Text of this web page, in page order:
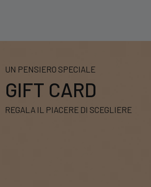
UN PENSIERO SPECIALE
GIFT CARD
REGALA IL PIACERE DI SCEGLIERE